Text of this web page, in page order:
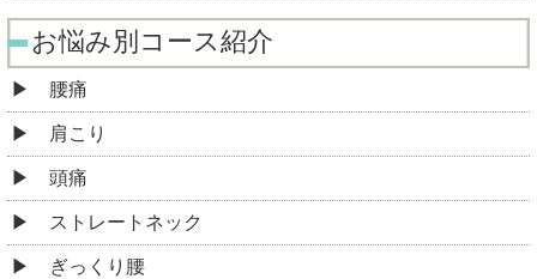
お悩み別コース紹介
腰痛
肩こり
頭痛
ストレートネック
ぎっくり腰